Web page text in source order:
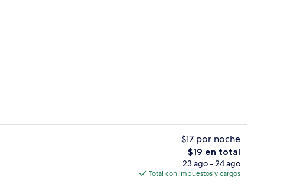
$17 por noche
El
precio
total
$19 en total
23 ago - 24 ago
Total con impuestos y cargos